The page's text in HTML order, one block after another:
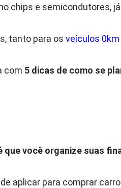
chips e semicondutores,
tanto para os veículos 0km
com 5 dicas de como se
que você organize suas
aplicar para comprar